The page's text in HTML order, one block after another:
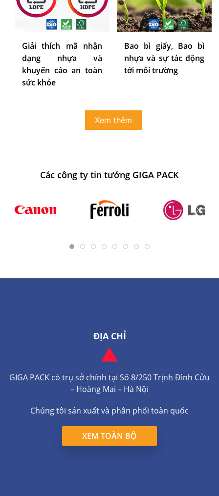
Giải thích mã nhận
dạng nhựa và
khuyến cáo an toàn
sức khỏe
Bao bì giấy, Bao bì
nhựa và sự tác động
tới môi trường
Xem thêm
Các công ty tin tưởng GIGA PACK
ĐỊA CHỈ
GIGA PACK có trụ sở chính tại Số 8/250 Trịnh Đình Cửu
– Hoàng Mai – Hà Nội
Chúng tôi sản xuất và phân phối toàn quốc
XEM TOÀN BỘ